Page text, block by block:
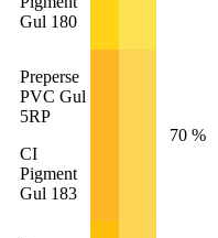
Gul 180
Preperse
PVC Gul
5RP
CI
Pigment
Gul 183
70 %